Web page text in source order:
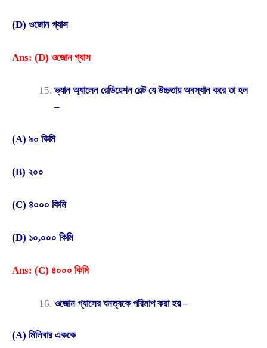
(D) ওজোন গ্যাস
Ans: (D) ওজোন গ্যাস
ভ্যান অ্যালেন রেডিয়েশন বেল্ট যে উচ্চতায় অবস্থান করে তা হল
–
(A) ৯০ কিমি
(B) ২০০
(C) ৪০০০ কিমি
(D) ১০,০০০ কিমি
Ans: (C) ৪০০০ কিমি
ওজোন গ্যাসের ঘনত্বকে পরিমাপ করা হয় –
(A) মিলিবার এককে